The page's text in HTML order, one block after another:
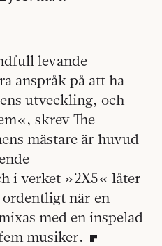
levande
anspråk på att ha
utveckling, och
skrev The
mästare är huvud­
i verket »2X5« låter
när en
med en inspelad
musiker.